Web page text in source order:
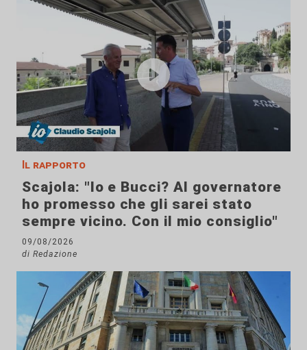
Il rapporto
Scajola: "Io e Bucci? Al governatore
ho promesso che gli sarei stato
sempre vicino. Con il mio consiglio"
09/08/2026
di Redazione